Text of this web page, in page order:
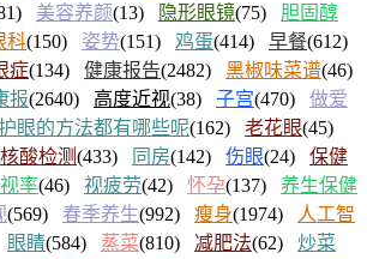
美容养颜(13) 隐形眼镜(75) 胆固醇
科(150) 姿势(151) 鸡蛋(414) 早餐(612)
症(134) 健康报告(2482) 黑椒味菜谱(46)
报(2640) 高度近视(38) 子宫(470) 做爱
眼的方法都有哪些呢(162) 老花眼(45)
核酸检测(433) 同房(142) 伤眼(24) 保健
率(46) 视疲劳(42) 怀孕(137) 养生保健
(569) 春季养生(992) 瘦身(1974)
人工智
眼睛(584) 蒸菜(810) 减肥法(62) 炒菜